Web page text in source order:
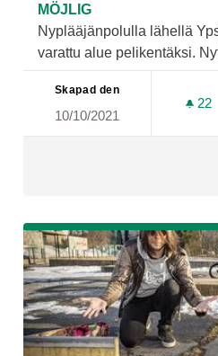
MÖJLIG
Nyplääjänpolulla lähellä
varattu alue pelikentäksi.
Skapad den
10/10/2021
22